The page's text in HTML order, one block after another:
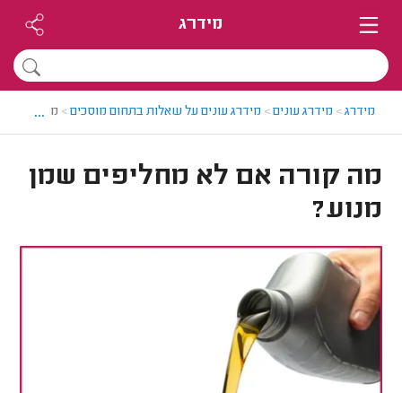
מידרג
מידרג> מידרג עונים> מידרג עונים על שאלות בתחום מוסכים> מה קורה
...
מה קורה אם לא מחליפים שמן
מנוע?